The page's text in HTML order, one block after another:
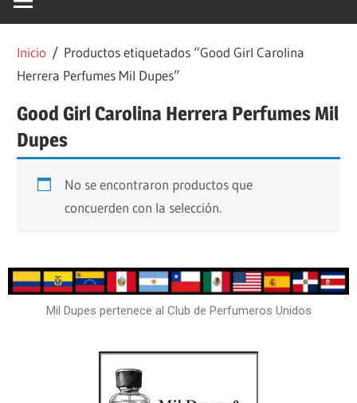
Inicio / Productos etiquetados “Good Girl Carolina
Herrera Perfumes Mil Dupes”
Good Girl Carolina Herrera Perfumes Mil
Dupes
No se encontraron productos que
concuerden con la selección.
Mil Dupes pertenece al Club de Perfumeros Unidos